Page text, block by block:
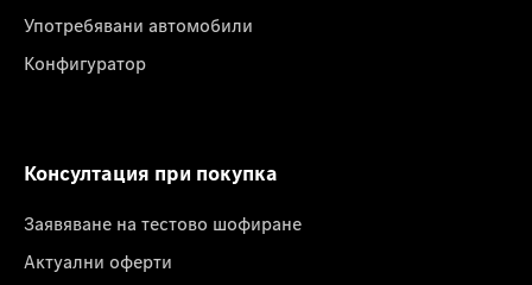
Употребявани автомобили
Конфигуратор
Консултация при покупка
Заявяване на тестово шофиране
Актуални оферти